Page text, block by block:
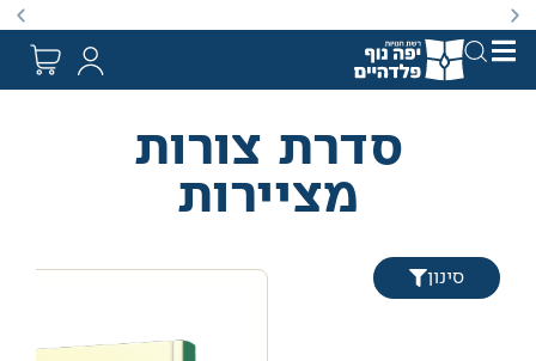
לעת לתקופה מוגבלת וע״פ התקנות. באתר מוצעים
סדרת צורות
מציירות
סינון